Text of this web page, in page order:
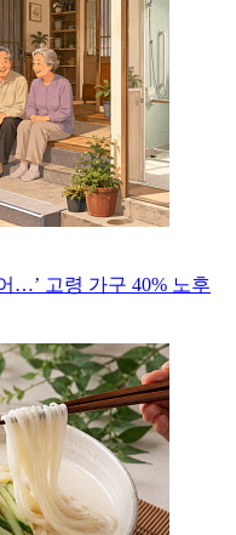
…’ 고령 가구 40% 노후